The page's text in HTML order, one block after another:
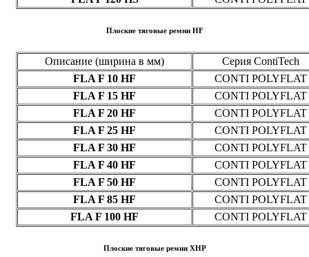
Плоские тяговые ремни HF
Описание (ширина в мм)
Серия ContiTech
FLA F 10 HF
CONTI POLYFLAT
FLA F 15 HF
CONTI POLYFLAT
FLA F 20 HF
CONTI POLYFLAT
FLA F 25 HF
CONTI POLYFLAT
FLA F 30 HF
CONTI POLYFLAT
FLA F 40 HF
CONTI POLYFLAT
FLA F 50 HF
CONTI POLYFLAT
FLA F 85 HF
CONTI POLYFLAT
FLA F 100 HF
CONTI POLYFLAT
Плоские тяговые ремни XHP